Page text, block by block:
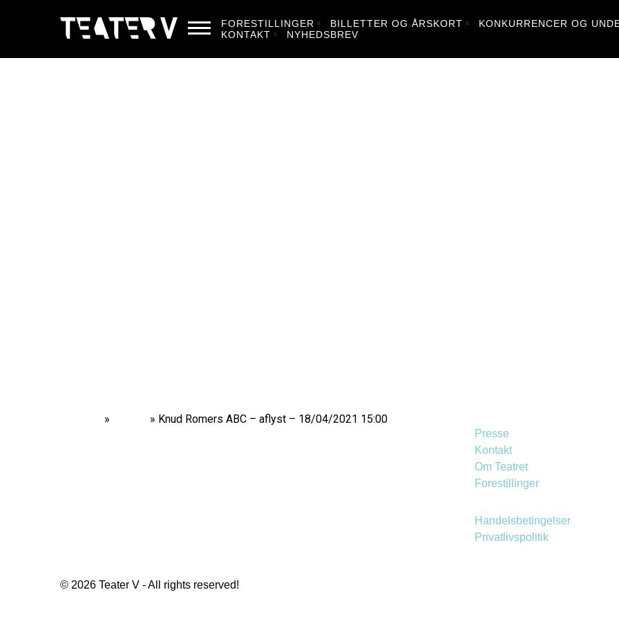
FORESTILLINGER BILLETTER OG ÅRSKORT KONKURRENCER OG
KONTAKT
NYHEDSBREV
» » Knud Romers ABC – aflyst – 18/04/2021 15:00
Presse
Kontakt
Om Teatret
Forestillinger
Handelsbetingelser
Privatlivspolitik
© 2026 Teater V - All rights reserved!